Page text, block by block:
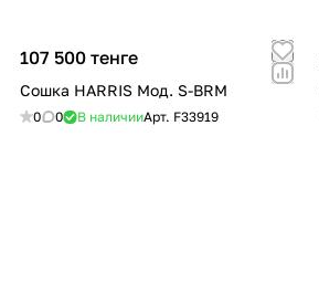
107 500 тенге
Сошка HARRIS Мод. S-BRM
0 0 В наличииАрт. F33919